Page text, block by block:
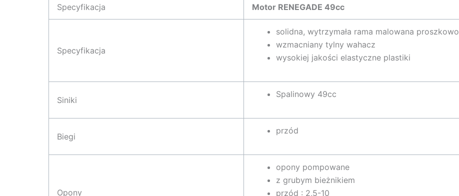
Specyfikacja Motor RENEGADE 49cc
Specyfikacja
solidna, wytrzymała rama malowana proszkowo
wzmacniany tylny wahacz
wysokiej jakości elastyczne plastiki
Siniki
Spalinowy 49cc
Biegi
przód
Opony
opony pompowane
z grubym bieżnikiem
przód : 2,5-10